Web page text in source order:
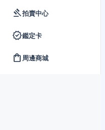
gavel拍賣中心
verified鑑定卡
shopping_bag 周邊商城